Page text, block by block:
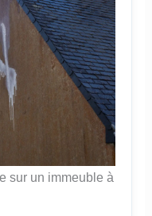
sur un immeuble à